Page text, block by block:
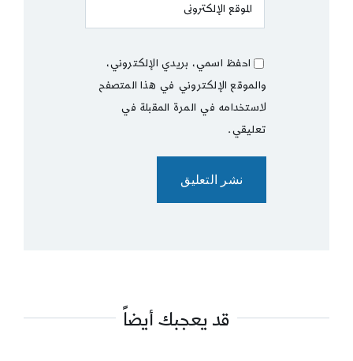
احفظ اسمي، بريدي الإلكتروني،
والموقع الإلكتروني في هذا المتصفح
لاستخدامه في المرة المقبلة في
تعليقي.
قد يعجبك أيضاً